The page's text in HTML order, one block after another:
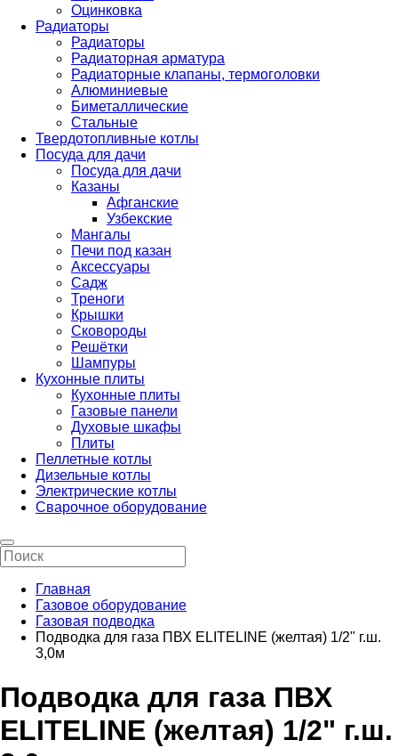
Оцинковка
Радиаторы
Радиаторы
Радиаторная арматура
Радиаторные клапаны, термоголовки
Алюминиевые
Биметаллические
Стальные
Твердотопливные котлы
Посуда для дачи
Посуда для дачи
Казаны
Афганские
Узбекские
Мангалы
Печи под казан
Аксессуары
Садж
Треноги
Крышки
Сковороды
Решётки
Шампуры
Кухонные плиты
Кухонные плиты
Газовые панели
Духовые шкафы
Плиты
Пеллетные котлы
Дизельные котлы
Электрические котлы
Сварочное оборудование
Главная
Газовое оборудование
Газовая подводка
Подводка для газа ПВХ ELITELINE (желтая) 1/2" г.ш.
3,0м
Подводка для газа ПВХ
ELITELINE (желтая) 1/2" г.ш.